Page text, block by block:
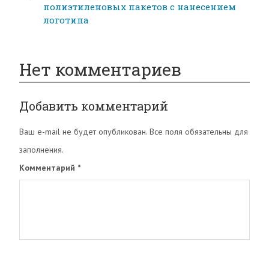
полиэтиленовых пакетов с нанесением
логотипа
Нет комментариев
Добавить комментарий
Ваш e-mail не будет опубликован. Все поля обязательны для
заполнения.
Комментарий *